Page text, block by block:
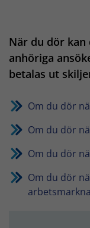
När du dör
anhöriga
betalas ut
Om du dör
Om du dör
Om du dör
Om du dör